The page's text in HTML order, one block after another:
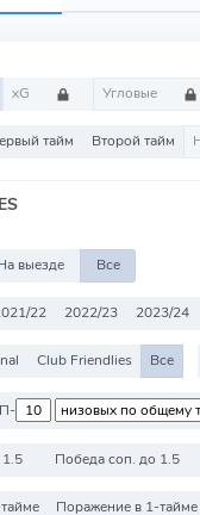
xG Угловые
тайм Второй тайм
выезде Все
22 2022/23 2023/24
Club Friendlies Все
Победа соп. до 1.5
Поражение в 1-тайме